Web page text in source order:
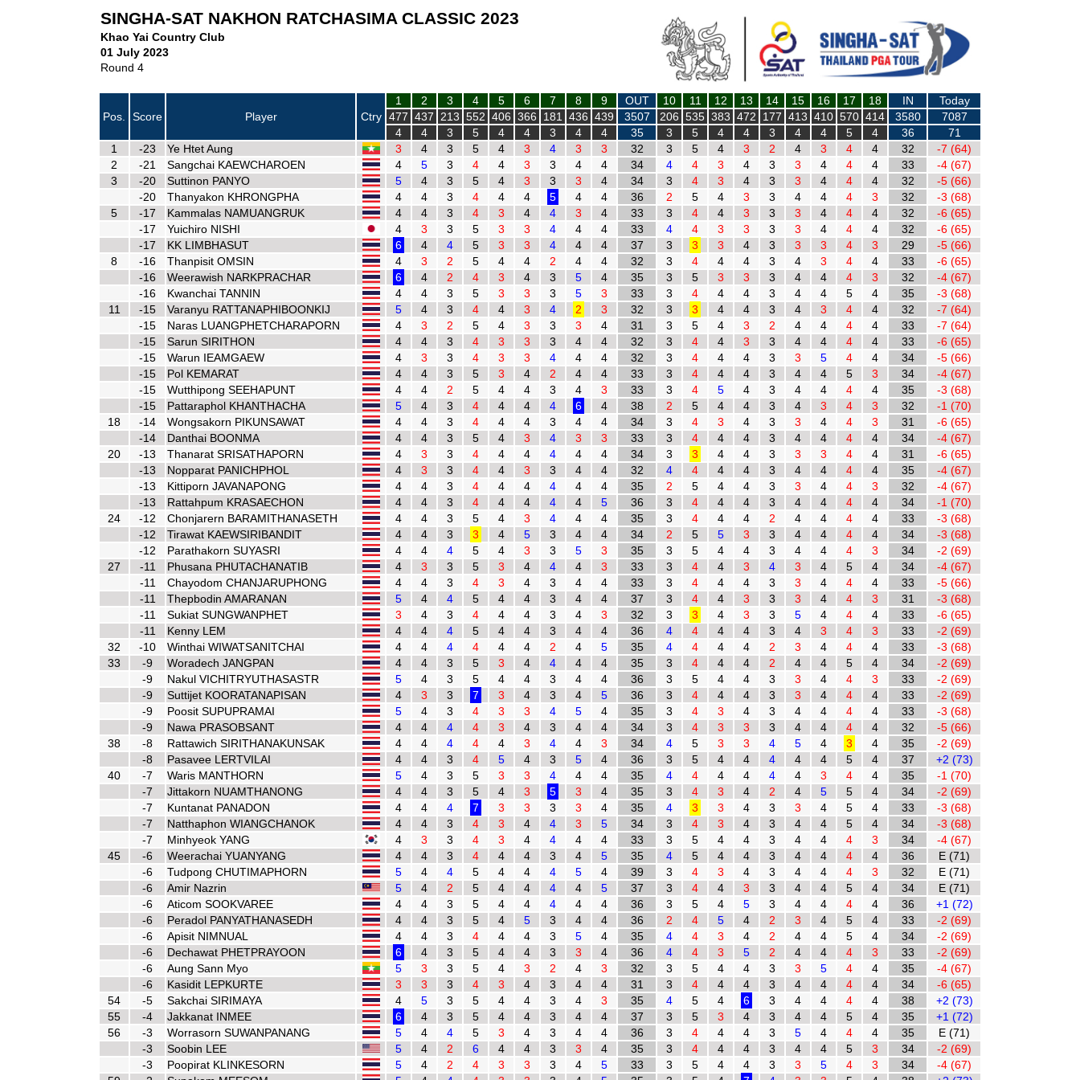
SINGHA-SAT NAKHON RATCHASIMA CLASSIC 2023
Khao Yai Country Club
01 July 2023
Round 4
Pos. Score Player Ctry
1 2 3 4 5 6 7 8 9 OUT 10 11 12 13 14 15 16 17 18 IN
Today
477 437 213 552 406 366 181 436 439 3507 206 535 383 472 177 413 410 570 414 3580
7087
4
4 3 5 4 4 3 4 4 35 3 5 4 4 3 4 4 5 4 36
71
1
-23 Ye Htet Aung 3 4 3 5 4 3 4 3 3 32 3 5 4 3 2 4 3 4 4 32
-7 (64)
2
-21 Sangchai KAEWCHAROEN 4 5 3 4 4 3 3 4 4 34 4 4 3 4 3 3 4 4 4 33
-4 (67)
3
-20 Suttinon PANYO 5 4 3 5 4 3 3 3 4 34 3 4 3 4 3 3 4 4 4 32
-5 (66)
-20
Thanyakon KHRONGPHA 4 4 3 4 4 4 5 4 4 36 2 5 4 3 3 4 4 4 3 32
-3 (68)
5
-17 Kammalas NAMUANGRUK 4 4 3 4 3 4 4 3 4 33 3 4 4 3 3 3 4 4 4 32
-6 (65)
-17
Yuichiro NISHI 4 3 3 5 3 3 4 4 4 33 4 4 3 3 3 3 4 4 4 32
-6 (65)
-17
KK LIMBHASUT 6 4 4 5 3 3 4 4 4 37 3 3 3 4 3 3 3 4 3 29
-5 (66)
8
-16 Thanpisit OMSIN 4 3 2 5 4 4 2 4 4 32 3 4 4 4 3 4 3 4 4 33
-6 (65)
-16
Weerawish NARKPRACHAR 6 4 2 4 3 4 3 5 4 35 3 5 3 3 3 4 4 4 3 32
-4 (67)
-16
Kwanchai TANNIN 4 4 3 5 3 3 3 5 3 33 3 4 4 4 3 4 4 5 4 35
-3 (68)
11
-15 Varanyu RATTANAPHIBOONKIJ 5 4 3 4 4 3 4 2 3 32 3 3 4 4 3 4 3 4 4 32
-7 (64)
-15
Naras LUANGPHETCHARAPORN 4 3 2 5 4 3 3 3 4 31 3 5 4 3 2 4 4 4 4 33
-7 (64)
-15
Sarun SIRITHON 4 4 3 4 3 3 3 4 4 32 3 4 4 3 3 4 4 4 4 33
-6 (65)
-15
Warun IEAMGAEW 4 3 3 4 3 3 4 4 4 32 3 4 4 4 3 3 5 4 4 34
-5 (66)
-15
Pol KEMARAT 4 4 3 5 3 4 2 4 4 33 3 4 4 4 3 4 4 5 3 34
-4 (67)
-15
Wutthipong SEEHAPUNT 4 4 2 5 4 4 3 4 3 33 3 4 5 4 3 4 4 4 4 35
-3 (68)
-15
Pattaraphol KHANTHACHA 5 4 3 4 4 4 4 6 4 38 2 5 4 4 3 4 3 4 3 32
-1 (70)
18
-14 Wongsakorn PIKUNSAWAT 4 4 3 4 4 4 3 4 4 34 3 4 3 4 3 3 4 4 3 31
-6 (65)
-14
Danthai BOONMA 4 4 3 5 4 3 4 3 3 33 3 4 4 4 3 4 4 4 4 34
-4 (67)
20
-13 Thanarat SRISATHAPORN 4 3 3 4 4 4 4 4 4 34 3 3 4 4 3 3 3 4 4 31
-6 (65)
-13
Nopparat PANICHPHOL 4 3 3 4 4 3 3 4 4 32 4 4 4 4 3 4 4 4 4 35
-4 (67)
-13
Kittiporn JAVANAPONG 4 4 3 4 4 4 4 4 4 35 2 5 4 4 3 3 4 4 3 32
-4 (67)
-13
Rattahpum KRASAECHON 4 4 3 4 4 4 4 4 5 36 3 4 4 4 3 4 4 4 4 34
-1 (70)
24
-12 Chonjarern BARAMITHANASETH 4 4 3 5 4 3 4 4 4 35 3 4 4 4 2 4 4 4 4 33
-3 (68)
-12
Tirawat KAEWSIRIBANDIT 4 4 3 3 4 5 3 4 4 34 2 5 5 3 3 4 4 4 4 34
-3 (68)
-12
Parathakorn SUYASRI 4 4 4 5 4 3 3 5 3 35 3 5 4 4 3 4 4 4 3 34
-2 (69)
27
-11 Phusana PHUTACHANATIB 4 3 3 5 3 4 4 4 3 33 3 4 4 3 4 3 4 5 4 34
-4 (67)
-11
Chayodom CHANJARUPHONG 4 4 3 4 3 4 3 4 4 33 3 4 4 4 3 3 4 4 4 33
-5 (66)
-11
Thepbodin AMARANAN 5 4 4 5 4 4 3 4 4 37 3 4 4 3 3 3 4 4 3 31
-3 (68)
-11
Sukiat SUNGWANPHET 3 4 3 4 4 4 3 4 3 32 3 3 4 3 3 5 4 4 4 33
-6 (65)
-11
Kenny LEM 4 4 4 5 4 4 3 4 4 36 4 4 4 4 3 4 3 4 3 33
-2 (69)
32
-10 Winthai WIWATSANITCHAI 4 4 4 4 4 4 2 4 5 35 4 4 4 4 2 3 4 4 4 33
-3 (68)
33
-9 Woradech JANGPAN 4 4 3 5 3 4 4 4 4 35 3 4 4 4 2 4 4 5 4 34
-2 (69)
-9
Nakul VICHITRYUTHASASTR 5 4 3 5 4 4 3 4 4 36 3 5 4 4 3 3 4 4 3 33
-2 (69)
-9
Suttijet KOORATANAPISAN 4 3 3 7 3 4 3 4 5 36 3 4 4 4 3 3 4 4 4 33
-2 (69)
-9
Poosit SUPUPRAMAI 5 4 3 4 3 3 4 5 4 35 3 4 3 4 3 4 4 4 4 33
-3 (68)
-9
Nawa PRASOBSANT 4 4 4 4 3 4 3 4 4 34 3 4 3 3 3 4 4 4 4 32
-5 (66)
38
-8 Rattawich SIRITHANAKUNSAK 4 4 4 4 4 3 4 4 3 34 4 5 3 3 4 5 4 3 4 35
-2 (69)
-8
Pasavee LERTVILAI 4 4 3 4 5 4 3 5 4 36 3 5 4 4 4 4 4 5 4 37
+2 (73)
40
-7 Waris MANTHORN 5 4 3 5 3 3 4 4 4 35 4 4 4 4 4 4 3 4 4 35
-1 (70)
-7
Jittakorn NUAMTHANONG 4 4 3 5 4 3 5 3 4 35 3 4 3 4 2 4 5 5 4 34
-2 (69)
-7
Kuntanat PANADON 4 4 4 7 3 3 3 3 4 35 4 3 3 4 3 3 4 5 4 33
-3 (68)
-7
Natthaphon WIANGCHANOK 4 4 3 4 3 4 4 3 5 34 3 4 3 4 3 4 4 5 4 34
-3 (68)
-7
Minhyeok YANG 4 3 3 4 3 4 4 4 4 33 3 5 4 4 3 4 4 4 3 34
-4 (67)
45
-6 Weerachai YUANYANG 4 4 3 4 4 4 3 4 5 35 4 5 4 4 3 4 4 4 4 36
E (71)
-6
Tudpong CHUTIMAPHORN 5 4 4 5 4 4 4 5 4 39 3 4 3 4 3 4 4 4 3 32
E (71)
-6
Amir Nazrin 5 4 2 5 4 4 4 4 5 37 3 4 4 3 3 4 4 5 4 34
E (71)
-6
Aticom SOOKVAREE 4 4 3 5 4 4 4 4 4 36 3 5 4 5 3 4 4 4 4 36
+1 (72)
-6
Peradol PANYATHANASEDH 4 4 3 5 4 5 3 4 4 36 2 4 5 4 2 3 4 5 4 33
-2 (69)
-6
Apisit NIMNUAL 4 4 3 4 4 4 3 5 4 35 4 4 3 4 2 4 4 5 4 34
-2 (69)
-6
Dechawat PHETPRAYOON 6 4 3 5 4 4 3 3 4 36 4 4 3 5 2 4 4 4 3 33
-2 (69)
-6
Aung Sann Myo 5 3 3 5 4 3 2 4 3 32 3 5 4 4 3 3 5 4 4 35
-4 (67)
-6
Kasidit LEPKURTE 3 3 3 4 3 4 3 4 4 31 3 4 4 4 3 4 4 4 4 34
-6 (65)
54
-5 Sakchai SIRIMAYA 4 5 3 5 4 4 3 4 3 35 4 5 4 6 3 4 4 4 4 38
+2 (73)
55
-4 Jakkanat INMEE 6 4 3 5 4 4 3 4 4 37 3 5 3 4 3 4 4 5 4 35
+1 (72)
56
-3 Worrasorn SUWANPANANG 5 4 4 5 3 4 3 4 4 36 3 4 4 4 3 5 4 4 4 35
E (71)
-3
Soobin LEE 5 4 2 6 4 4 3 3 4 35 3 4 4 4 3 4 4 5 3 34
-2 (69)
-3
Poopirat KLINKESORN 5 4 2 4 3 3 3 4 5 33 3 5 4 4 3 3 5 4 3 34
-4 (67)